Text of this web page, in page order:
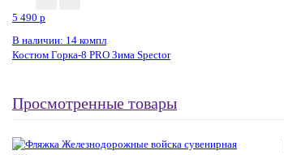
5 490 p
В наличии: 14 компл
Костюм Горка-8 PRO Зима Speсtor
Просмотренные товары